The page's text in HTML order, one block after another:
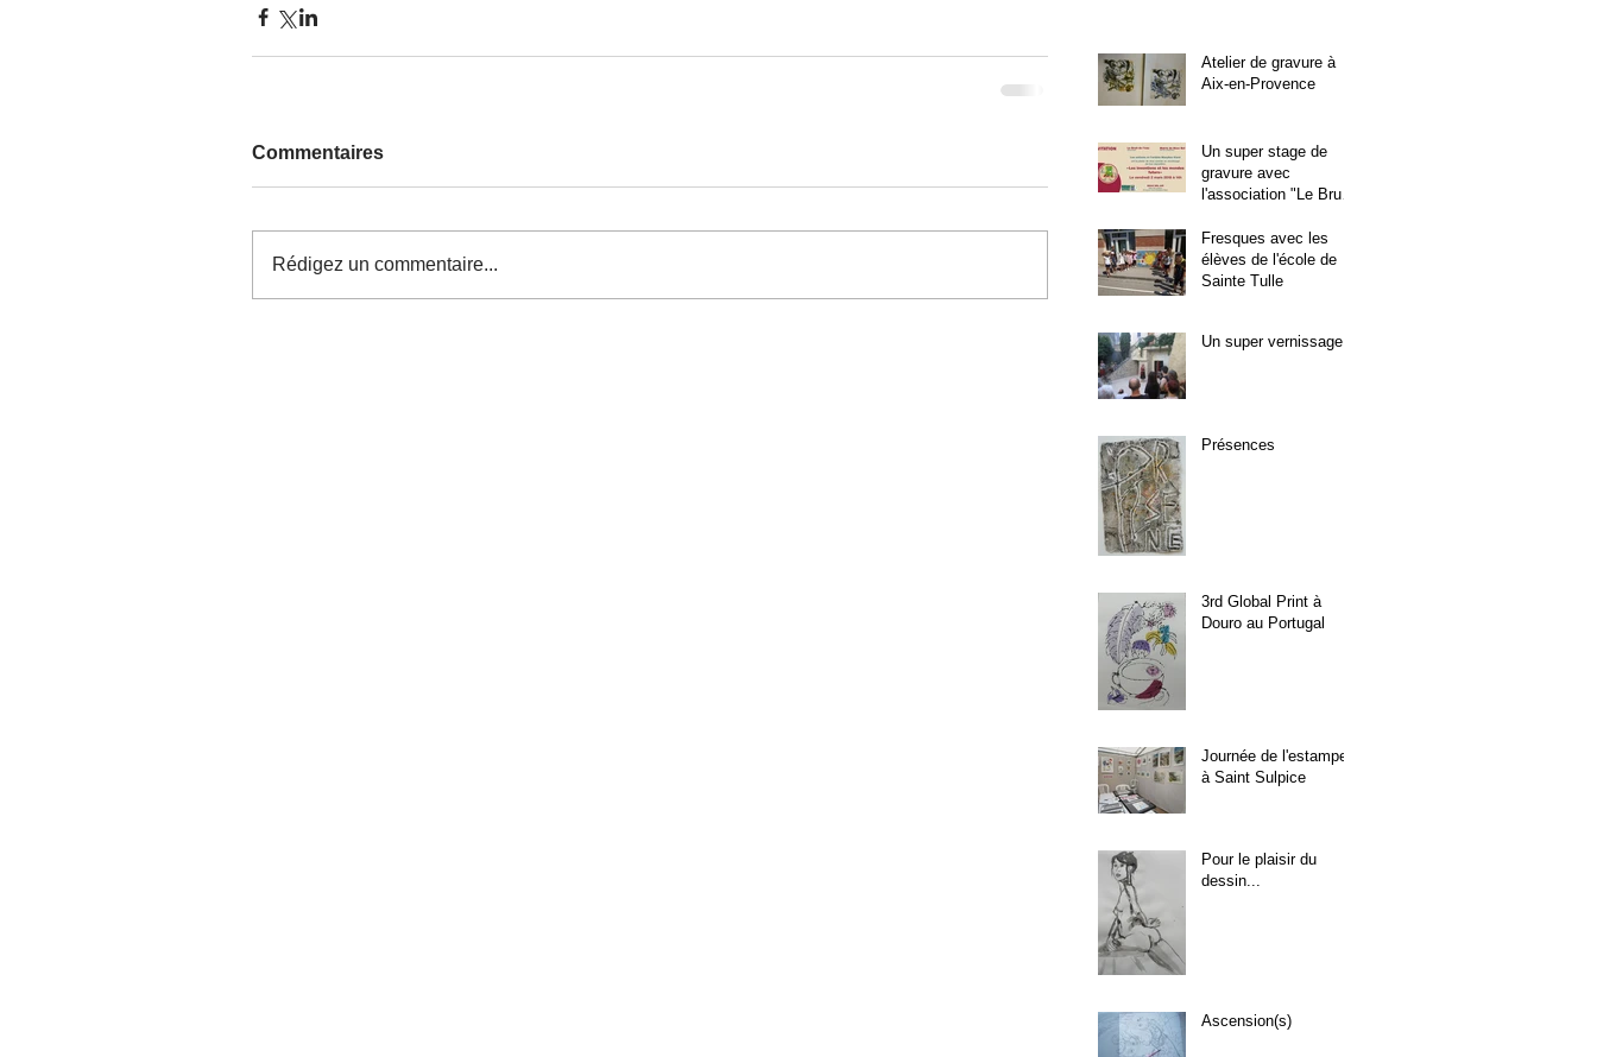
Commentaires
Rédigez un commentaire...
Atelier de gravure à
Aix-en-Provence
Un super stage de
gravure avec
l'association "Le Bruit
Fresques avec les
élèves de l'école de
Sainte Tulle
Un super vernissage !
Présences
3rd Global Print à
Douro au Portugal
Journée de l'estampe
à Saint Sulpice
Pour le plaisir du
dessin...
Ascension(s)